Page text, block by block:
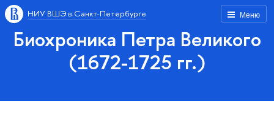
Меню
НИУ ВШЭ в Санкт-Петербурге
Биохроника Петра Великого
(1672-1725 гг.)